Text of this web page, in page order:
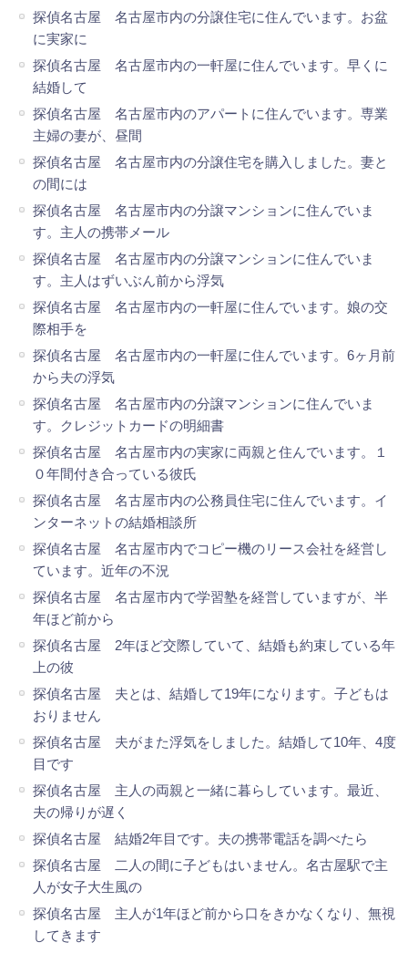
探偵名古屋 名古屋市内の分譲住宅に住んでいます。お盆
に実家に
探偵名古屋 名古屋市内の一軒屋に住んでいます。早くに
結婚して
探偵名古屋 名古屋市内のアパートに住んでいます。専業
主婦の妻が、昼間
探偵名古屋 名古屋市内の分譲住宅を購入しました。妻と
の間には
探偵名古屋 名古屋市内の分譲マンションに住んでいま
す。主人の携帯メール
探偵名古屋 名古屋市内の分譲マンションに住んでいま
す。主人はずいぶん前から浮気
探偵名古屋 名古屋市内の一軒屋に住んでいます。娘の交
際相手を
探偵名古屋 名古屋市内の一軒屋に住んでいます。6ヶ月前
から夫の浮気
探偵名古屋 名古屋市内の分譲マンションに住んでいま
す。クレジットカードの明細書
探偵名古屋 名古屋市内の実家に両親と住んでいます。１
０年間付き合っている彼氏
探偵名古屋 名古屋市内の公務員住宅に住んでいます。イ
ンターネットの結婚相談所
探偵名古屋 名古屋市内でコピー機のリース会社を経営し
ています。近年の不況
探偵名古屋 名古屋市内で学習塾を経営していますが、半
年ほど前から
探偵名古屋 2年ほど交際していて、結婚も約束している年
上の彼
探偵名古屋 夫とは、結婚して19年になります。子どもは
おりません
探偵名古屋 夫がまた浮気をしました。結婚して10年、4度
目です
探偵名古屋 主人の両親と一緒に暮らしています。最近、
夫の帰りが遅く
探偵名古屋 結婚2年目です。夫の携帯電話を調べたら
探偵名古屋 二人の間に子どもはいません。名古屋駅で主
人が女子大生風の
探偵名古屋 主人が1年ほど前から口をきかなくなり、無視
してきます